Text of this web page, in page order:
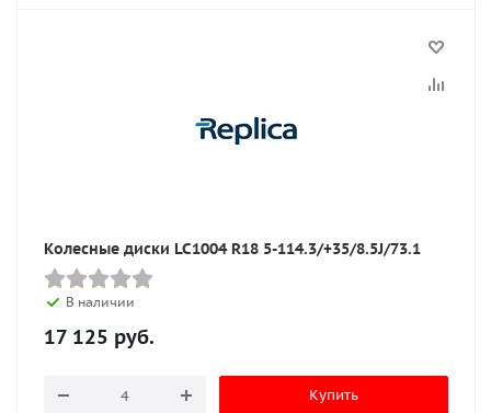
Колесные диски LC1004 R18 5-114.3/+35/8.5J/73.1
В наличии
17 125 руб.
Купить